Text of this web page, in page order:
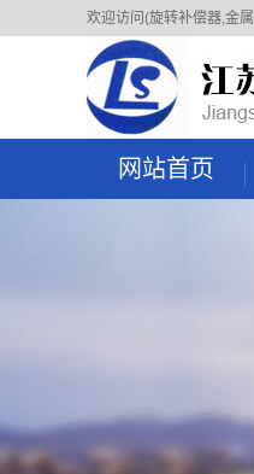
欢迎访问(旋转补偿器,金
网站首页